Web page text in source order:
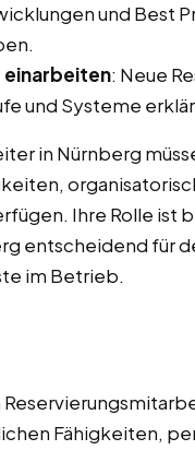
und Best
einarbeiten: Neue
und Systeme
in Nürnberg
Ihre Rolle ist
entscheidend für
im Betrieb.
Fähigkeiten,